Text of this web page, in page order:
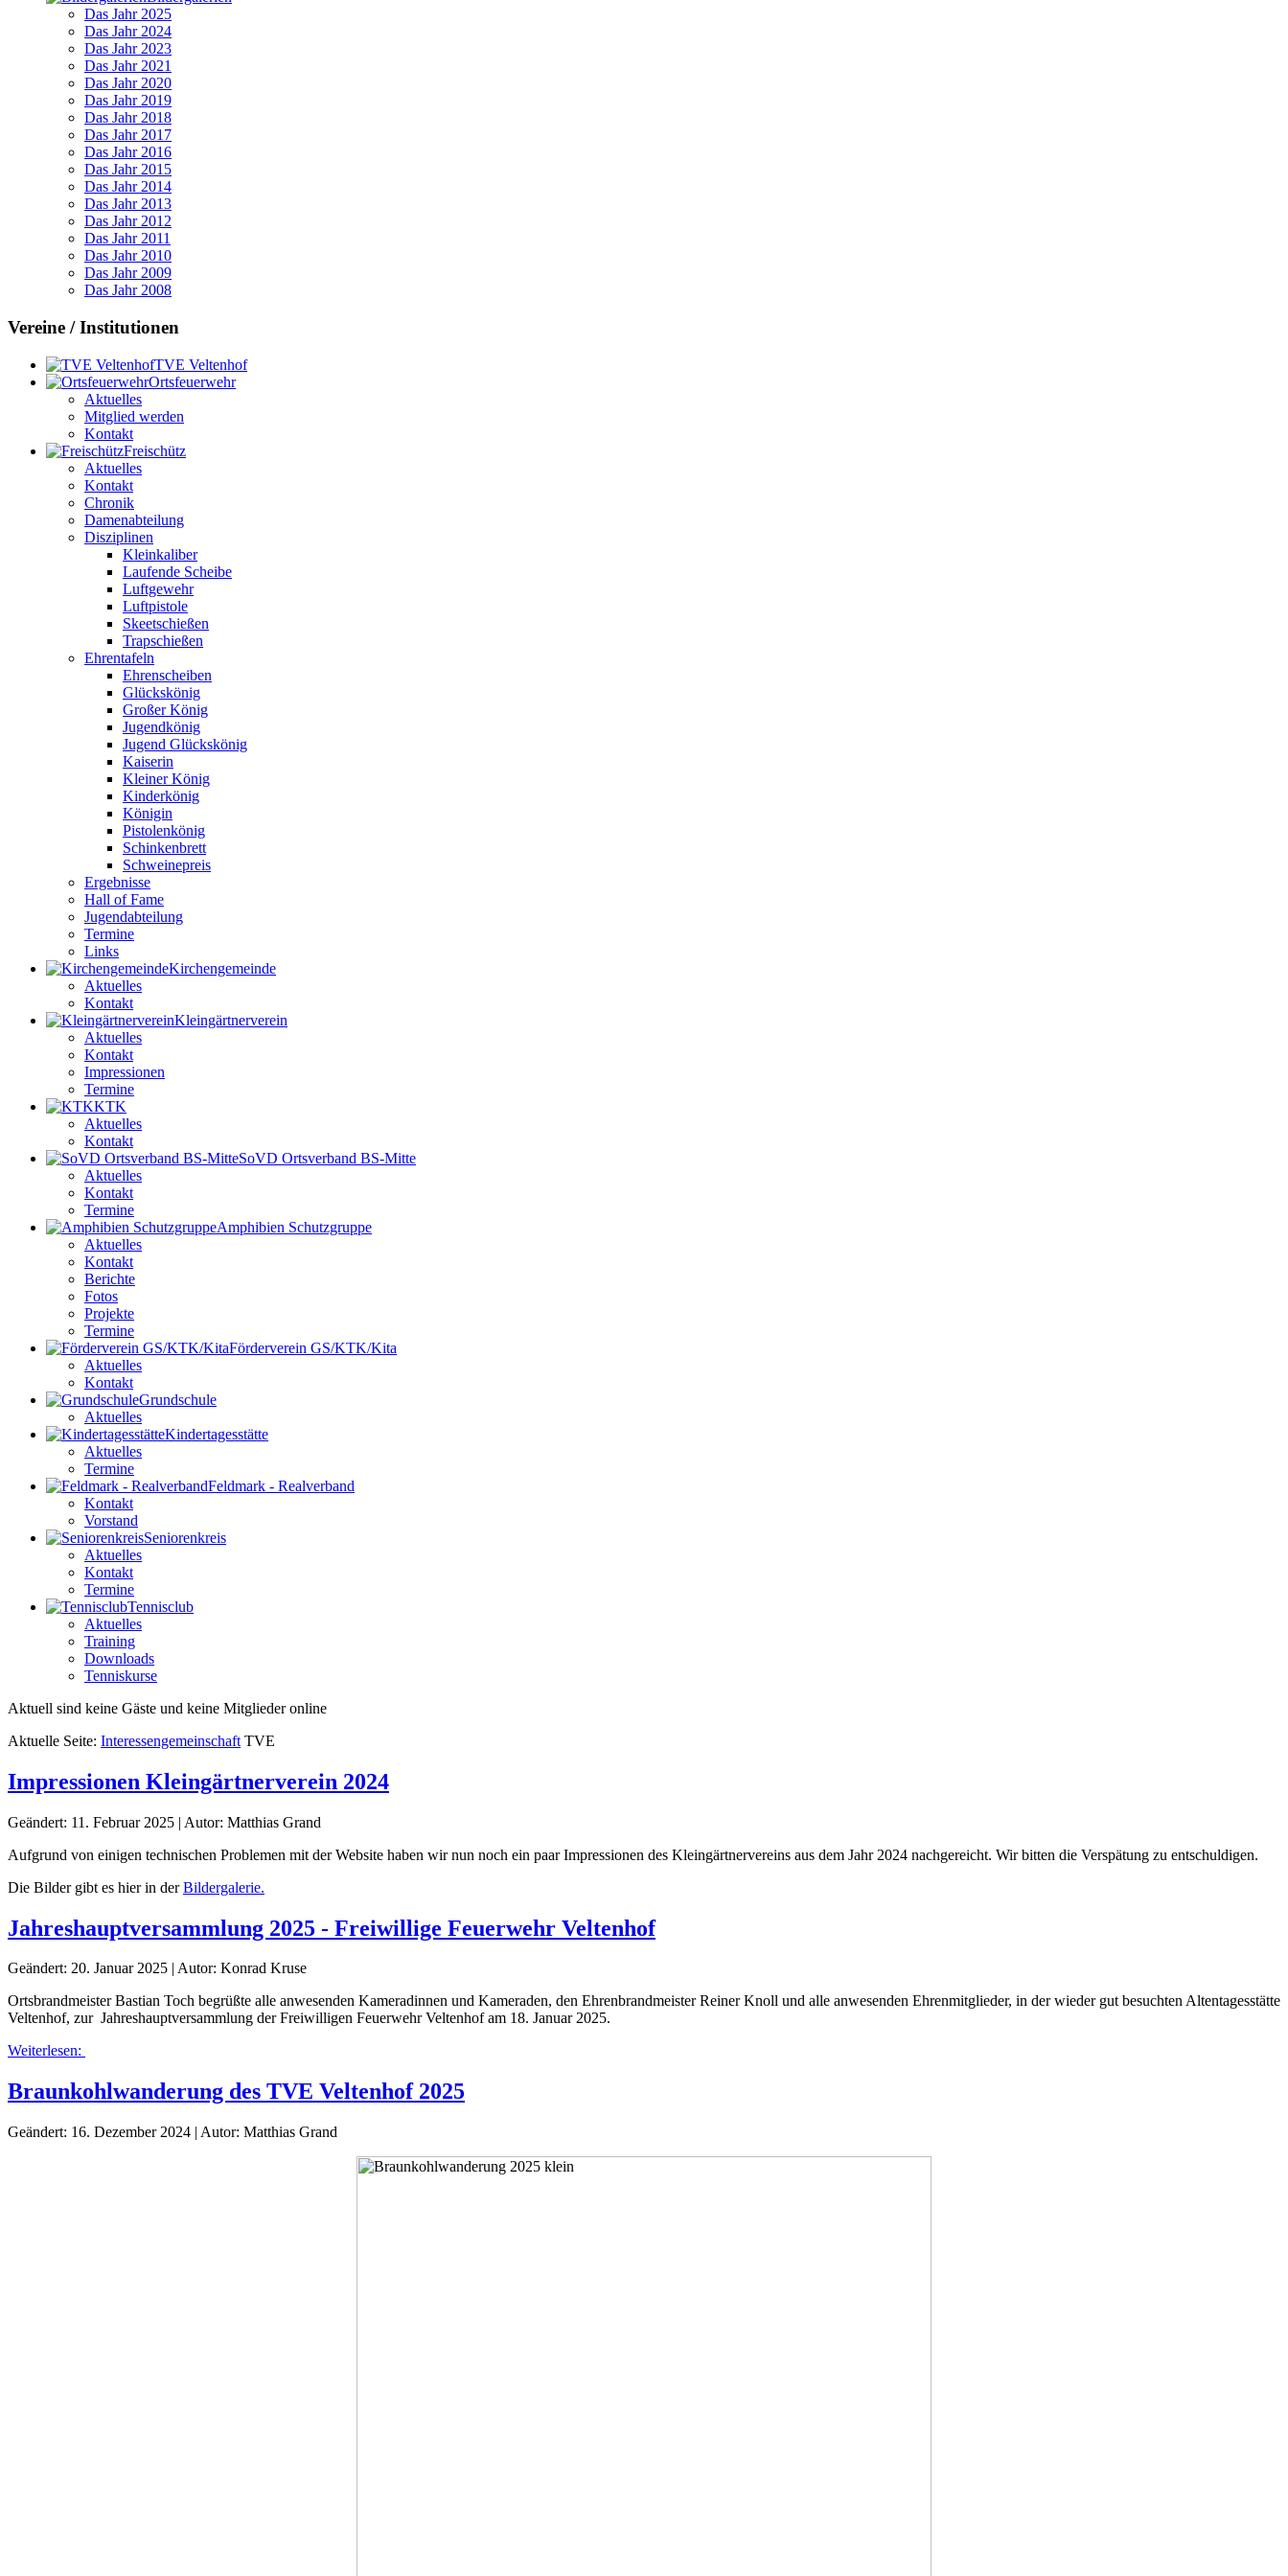
Das Jahr 2025
Das Jahr 2024
Das Jahr 2023
Das Jahr 2021
Das Jahr 2020
Das Jahr 2019
Das Jahr 2018
Das Jahr 2017
Das Jahr 2016
Das Jahr 2015
Das Jahr 2014
Das Jahr 2013
Das Jahr 2012
Das Jahr 2011
Das Jahr 2010
Das Jahr 2009
Das Jahr 2008
Vereine / Institutionen
TVE Veltenhof
Ortsfeuerwehr
Aktuelles
Mitglied werden
Kontakt
Freischütz
Aktuelles
Kontakt
Chronik
Damenabteilung
Disziplinen
Kleinkaliber
Laufende Scheibe
Luftgewehr
Luftpistole
Skeetschießen
Trapschießen
Ehrentafeln
Ehrenscheiben
Glückskönig
Großer König
Jugendkönig
Jugend Glückskönig
Kaiserin
Kleiner König
Kinderkönig
Königin
Pistolenkönig
Schinkenbrett
Schweinepreis
Ergebnisse
Hall of Fame
Jugendabteilung
Termine
Links
Kirchengemeinde
Aktuelles
Kontakt
Kleingärtnerverein
Aktuelles
Kontakt
Impressionen
Termine
KTK
Aktuelles
Kontakt
SoVD Ortsverband BS-Mitte
Aktuelles
Kontakt
Termine
Amphibien Schutzgruppe
Aktuelles
Kontakt
Berichte
Fotos
Projekte
Termine
Förderverein GS/KTK/Kita
Aktuelles
Kontakt
Grundschule
Aktuelles
Kindertagesstätte
Aktuelles
Termine
Feldmark - Realverband
Kontakt
Vorstand
Seniorenkreis
Aktuelles
Kontakt
Termine
Tennisclub
Aktuelles
Training
Downloads
Tenniskurse
Aktuell sind keine Gäste und keine Mitglieder online
Aktuelle Seite: Interessengemeinschaft TVE
Impressionen Kleingärtnerverein 2024
Geändert: 11. Februar 2025 | Autor: Matthias Grand
Aufgrund von einigen technischen Problemen mit der Website haben wir nun noch ein paar Impressionen des Kleingärtnervereins aus dem Jahr 2024 nachgereicht. Wir bitten die Verspätung zu entschuldigen.
Die Bilder gibt es hier in derBildergalerie.
Jahreshauptversammlung 2025 - Freiwillige Feuerwehr Veltenhof
Geändert: 20. Januar 2025 | Autor: Konrad Kruse
Ortsbrandmeister Bastian Toch begrüßte alle anwesenden Kameradinnen und Kameraden, den Ehrenbrandmeister Reiner Knoll und alle anwesenden Ehrenmitglieder, in der wieder gut besuchten Altentagesstätte
Veltenhof, zur Jahreshauptversammlung der Freiwilligen Feuerwehr Veltenhof am 18. Januar 2025.
Weiterlesen:
Braunkohlwanderung des TVE Veltenhof 2025
Geändert: 16. Dezember 2024 | Autor: Matthias Grand